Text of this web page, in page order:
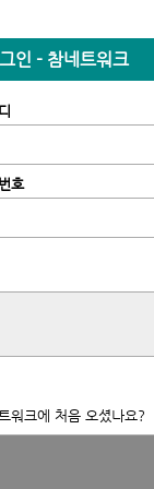
인 - 참네트워크
호
워크에 처음 오셨나요?